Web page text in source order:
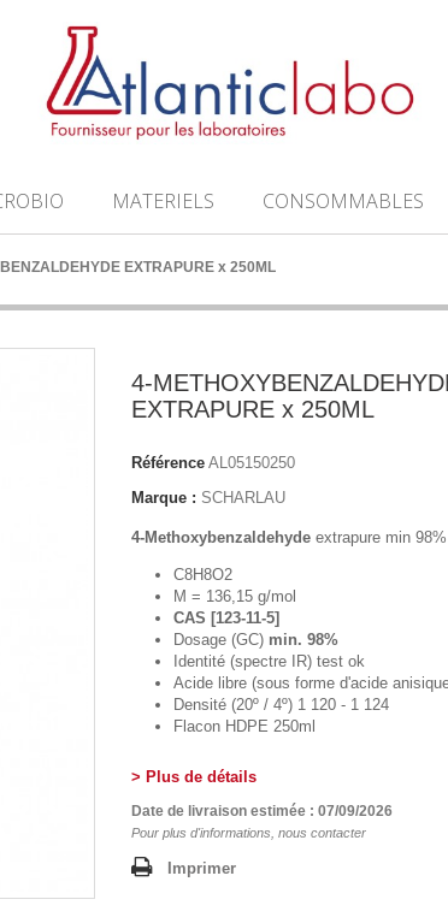
MATERIELS CONSOMMABLES
EXTRAPURE x 250ML
4-
EXTRAPURE x 250ML
Référence AL05150250
Marque : SCHARLAU
4-Methoxybenzaldehydeextrapure min 98%
C8H8O2
M = 136,15 g/mol
CAS [123-11-5]
Dosage (GC) min. 98%
Identité (spectre IR) test ok
Acide libre (sous forme d'acide
Densité (20º / 4º) 1 120 - 1 124
Flacon HDPE 250ml
> Plus de détails
Date de livraison estimée : 07/09/2026
Pour plus d'informations, nous contacter
Imprimer